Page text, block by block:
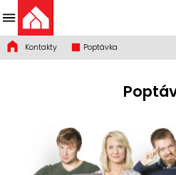
Kontakty Poptávka